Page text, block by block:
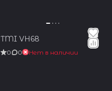
TMI VH68
0 0 Нет в наличии